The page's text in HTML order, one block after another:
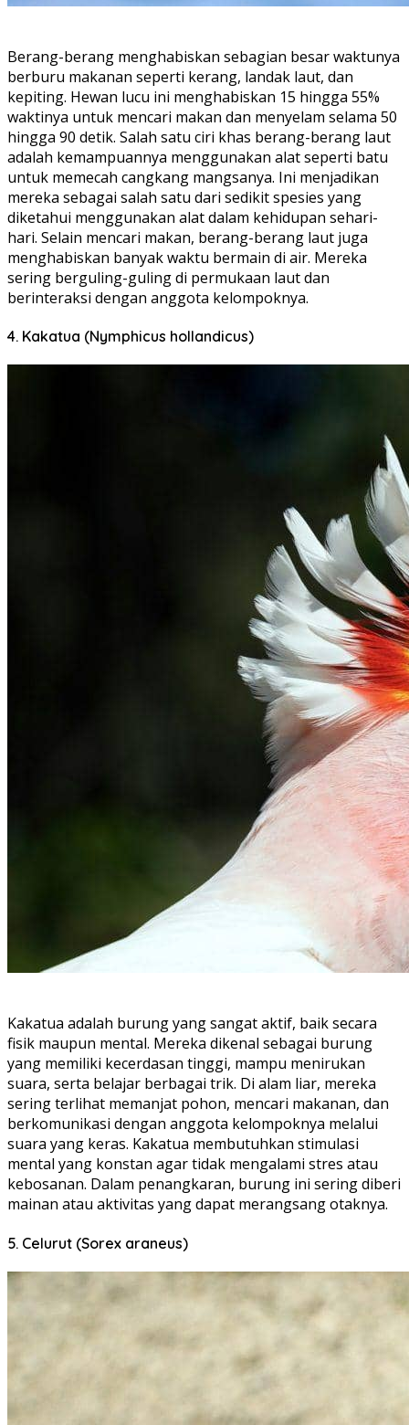
Berang-berang menghabiskan sebagian besar waktunya
berburu makanan seperti kerang, landak laut, dan
kepiting. Hewan lucu ini menghabiskan 15 hingga 55%
waktinya untuk mencari makan dan menyelam selama 50
hingga 90 detik. Salah satu ciri khas berang-berang laut
adalah kemampuannya menggunakan alat seperti batu
untuk memecah cangkang mangsanya. Ini menjadikan
mereka sebagai salah satu dari sedikit spesies yang
diketahui menggunakan alat dalam kehidupan sehari-
hari. Selain mencari makan, berang-berang laut juga
menghabiskan banyak waktu bermain di air. Mereka
sering berguling-guling di permukaan laut dan
berinteraksi dengan anggota kelompoknya.
4. Kakatua (Nymphicus hollandicus)
Kakatua adalah burung yang sangat aktif, baik secara
fisik maupun mental. Mereka dikenal sebagai burung
yang memiliki kecerdasan tinggi, mampu menirukan
suara, serta belajar berbagai trik. Di alam liar, mereka
sering terlihat memanjat pohon, mencari makanan, dan
berkomunikasi dengan anggota kelompoknya melalui
suara yang keras. Kakatua membutuhkan stimulasi
mental yang konstan agar tidak mengalami stres atau
kebosanan. Dalam penangkaran, burung ini sering diberi
mainan atau aktivitas yang dapat merangsang otaknya.
5. Celurut (Sorex araneus)